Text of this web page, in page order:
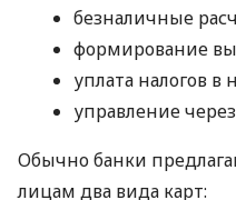
безналичные
формирование
уплата налогов в
управление
Обычно банки
лицам два вида карт: